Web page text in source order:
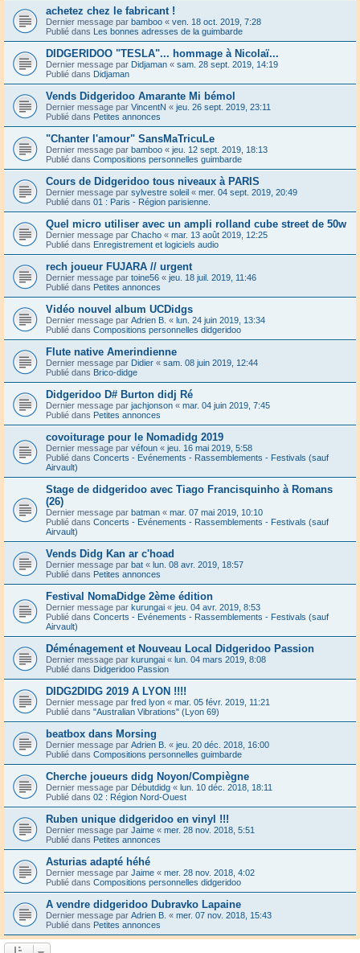
achetez chez le fabricant !
Dernier message par bamboo « ven. 18 oct. 2019, 7:28
Publié dans Les bonnes adresses de la guimbarde
DIDGERIDOO "TESLA"... hommage à Nicolaï...
Dernier message par Didjaman « sam. 28 sept. 2019, 14:19
Publié dans Didjaman
Vends Didgeridoo Amarante Mi bémol
Dernier message par VincentN « jeu. 26 sept. 2019, 23:11
Publié dans Petites annonces
"Chanter l'amour" SansMaTricuLe
Dernier message par bamboo « jeu. 12 sept. 2019, 18:13
Publié dans Compositions personnelles guimbarde
Cours de Didgeridoo tous niveaux à PARIS
Dernier message par sylvestre soleil « mer. 04 sept. 2019, 20:49
Publié dans 01 : Paris - Région parisienne.
Quel micro utiliser avec un ampli rolland cube street de 50w
Dernier message par Chacho « mar. 13 août 2019, 12:25
Publié dans Enregistrement et logiciels audio
rech joueur FUJARA // urgent
Dernier message par toine56 « jeu. 18 juil. 2019, 11:46
Publié dans Petites annonces
Vidéo nouvel album UCDidgs
Dernier message par Adrien B. « lun. 24 juin 2019, 13:34
Publié dans Compositions personnelles didgeridoo
Flute native Amerindienne
Dernier message par Didier « sam. 08 juin 2019, 12:44
Publié dans Brico-didge
Didgeridoo D# Burton didj Ré
Dernier message par jachjonson « mar. 04 juin 2019, 7:45
Publié dans Petites annonces
covoiturage pour le Nomadidg 2019
Dernier message par véfoun « jeu. 16 mai 2019, 5:58
Publié dans Concerts - Evénements - Rassemblements - Festivals (sauf
Airvault)
Stage de didgeridoo avec Tiago Francisquinho à Romans
(26)
Dernier message par batman « mar. 07 mai 2019, 10:10
Publié dans Concerts - Evénements - Rassemblements - Festivals (sauf
Airvault)
Vends Didg Kan ar c'hoad
Dernier message par bat « lun. 08 avr. 2019, 18:57
Publié dans Petites annonces
Festival NomaDidge 2ème édition
Dernier message par kurungai « jeu. 04 avr. 2019, 8:53
Publié dans Concerts - Evénements - Rassemblements - Festivals (sauf
Airvault)
Déménagement et Nouveau Local Didgeridoo Passion
Dernier message par kurungai « lun. 04 mars 2019, 8:08
Publié dans Didgeridoo Passion
DIDG2DIDG 2019 A LYON !!!!
Dernier message par fred lyon « mar. 05 févr. 2019, 11:21
Publié dans "Australian Vibrations" (Lyon 69)
beatbox dans Morsing
Dernier message par Adrien B. « jeu. 20 déc. 2018, 16:00
Publié dans Compositions personnelles guimbarde
Cherche joueurs didg Noyon/Compiègne
Dernier message par Débutdidg « lun. 10 déc. 2018, 18:11
Publié dans 02 : Région Nord-Ouest
Ruben unique didgeridoo en vinyl !!!
Dernier message par Jaime « mer. 28 nov. 2018, 5:51
Publié dans Petites annonces
Asturias adapté héhé
Dernier message par Jaime « mer. 28 nov. 2018, 4:02
Publié dans Compositions personnelles didgeridoo
A vendre didgeridoo Dubravko Lapaine
Dernier message par Adrien B. « mer. 07 nov. 2018, 15:43
Publié dans Petites annonces